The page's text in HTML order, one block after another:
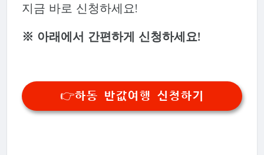
지금 바로 신청하세요!
※ 아래에서 간편하게 신청하세요!
👉하동 반값여행 신청하기